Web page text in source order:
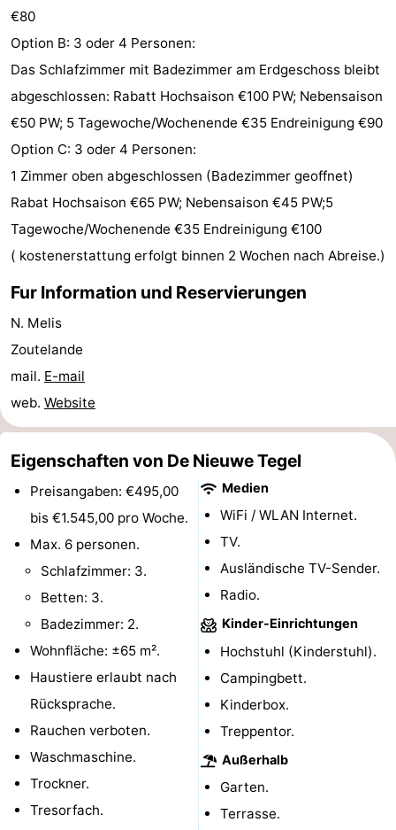
€80
Option B: 3 oder 4 Personen:
Das Schlafzimmer mit Badezimmer am Erdgeschoss bleibt
abgeschlossen: Rabatt Hochsaison €100 PW; Nebensaison
€50 PW; 5 Tagewoche/Wochenende €35 Endreinigung €90
Option C: 3 oder 4 Personen:
1 Zimmer oben abgeschlossen (Badezimmer geoffnet)
Rabat Hochsaison €65 PW; Nebensaison €45 PW;5
Tagewoche/Wochenende €35 Endreinigung €100
( kostenerstattung erfolgt binnen 2 Wochen nach Abreise.)
Fur Information und Reservierungen
N. Melis
Zoutelande
mail. E-mail
web. Website
Eigenschaften von De Nieuwe Tegel
Preisangaben: €495,00
bis €1.545,00 pro Woche.
Max. 6 personen.
Schlafzimmer: 3.
Betten: 3.
Badezimmer: 2.
Wohnfläche: ±65 m².
Haustiere erlaubt nach
Rücksprache.
Rauchen verboten.
Waschmaschine.
Trockner.
Tresorfach.
Medien
WiFi / WLAN Internet.
TV.
Ausländische TV-Sender.
Radio.
Kinder-Einrichtungen
Hochstuhl (Kinderstuhl).
Campingbett.
Kinderbox.
Treppentor.
Außerhalb
Garten.
Terrasse.